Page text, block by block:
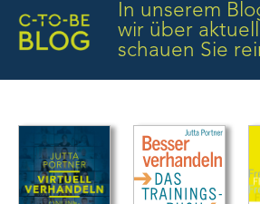
In unserem
wir über
schauen Sie